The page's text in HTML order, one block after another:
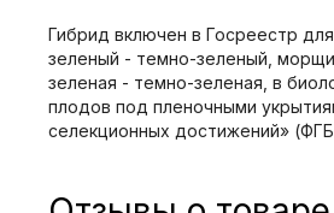
Гибрид включен в Госреестр
зеленый - темно-зеленый,
зеленая - темно-зеленая, в
плодов под пленочными
селекционных достижений»